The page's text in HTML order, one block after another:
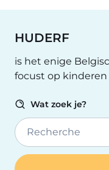
HUDERF
is het enige
focust op
Wat zoek je?
Recherche